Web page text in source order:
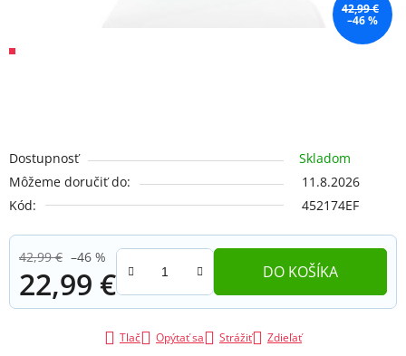
Dostupnosť
Skladom
Môžeme doručiť do:
11.8.2026
Kód:
452174EF
42,99 € –46 %
22,99 €
Jednotková cena:
DO KOŠÍKA
Tlač Opýtať sa Strážiť Zdieľať
42,99 €
–46 %